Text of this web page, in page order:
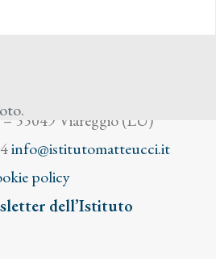
55049 Viareggio (LU)
info@istitutomatteucci.it
policy
dell’Istituto